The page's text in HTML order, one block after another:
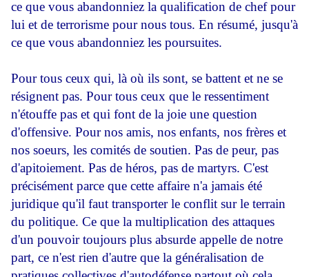
ce que vous abandonniez la qualification de chef pour
lui et de terrorisme pour nous tous. En résumé, jusqu'à
ce que vous abandonniez les poursuites.
Pour tous ceux qui, là où ils sont, se battent et ne se
résignent pas. Pour tous ceux que le ressentiment
n'étouffe pas et qui font de la joie une question
d'offensive. Pour nos amis, nos enfants, nos frères et
nos soeurs, les comités de soutien. Pas de peur, pas
d'apitoiement. Pas de héros, pas de martyrs. C'est
précisément parce que cette affaire n'a jamais été
juridique qu'il faut transporter le conflit sur le terrain
du politique. Ce que la multiplication des attaques
d'un pouvoir toujours plus absurde appelle de notre
part, ce n'est rien d'autre que la généralisation de